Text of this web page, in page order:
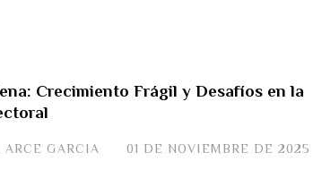
Crecimiento Frágil y Desafíos en la
GARCIA 01 DE NOVIEMBRE DE 2025